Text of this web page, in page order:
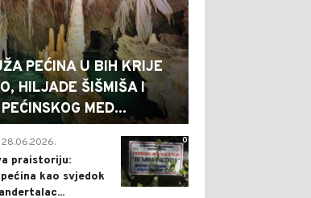
PEĆINA U BIH KRIJE
HILJADE ŠIŠMIŠA I
MED...
0
28.06.2026.
praistoriju:
kao svjedok